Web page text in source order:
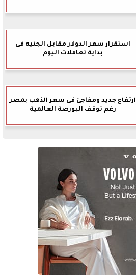
استقرار سعر الدولار مقابل الجنيه فى
بداية تعاملات اليوم
ارتفاع جديد ومفاجئ فى سعر الذهب بمصر
رغم توقف البورصة العالمية